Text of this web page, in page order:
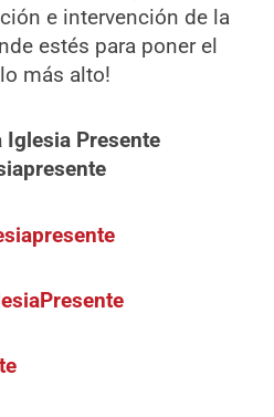
e intervención de la
estés para poner el
más alto!
Iglesia Presente